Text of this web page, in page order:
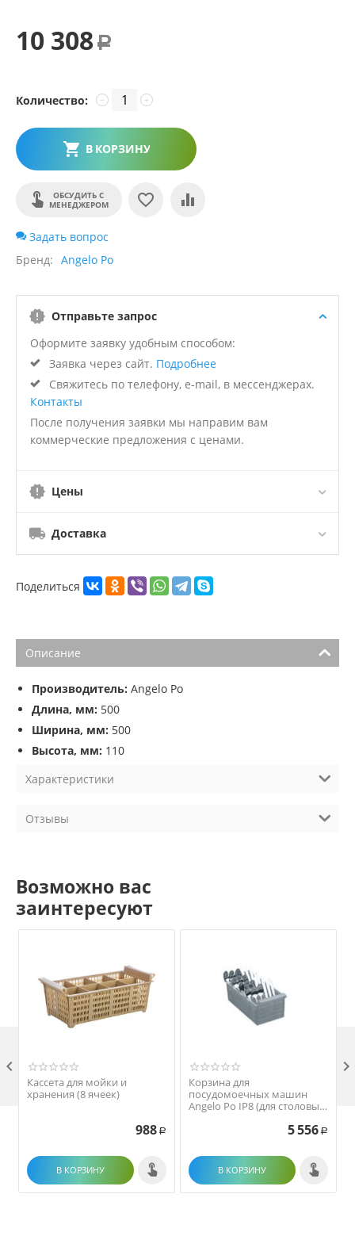
10 308 Р
Количество: +
−
В КОРЗИНУ
ОБСУДИТЬ С
МЕНЕДЖЕРОМ
Задать вопрос
Бренд
Angelo Po
Отправьте запрос
Оформите заявку удобным способом:
Заявка через сайт. Подробнее
Свяжитесь по телефону, e-mail, в мессенджерах.
Контакты
После получения заявки мы направим вам
коммерческие предложения с ценами.
Цены
Доставка
Поделиться
Описание
Производитель: Angelo Po
Длина, мм: 500
Ширина, мм: 500
Высота, мм: 110
Характеристики
Отзывы
Возможно вас
заинтересуют
Кассета для мойки и
хранения (8 ячеек)
988 Р
В КОРЗИНУ
Корзина для
посудомоечных машин
Angelo Po IP8 (для столовых
5 556 Р
В КОРЗИНУ
 